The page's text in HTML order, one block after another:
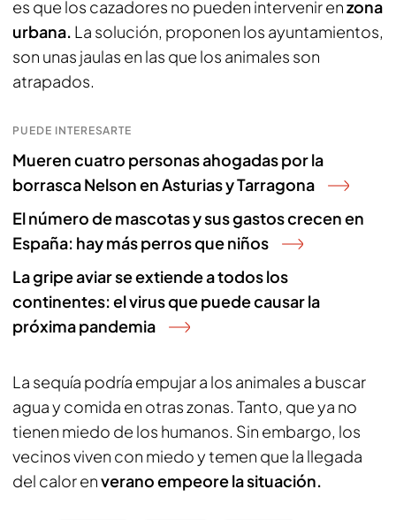
es que los cazadores no pueden intervenir enzona
urbana. La solución, proponen los ayuntamientos,
son unas jaulas en las que los animales son
atrapados.
PUEDE INTERESARTE
Mueren cuatro personas ahogadas por la
borrasca Nelson en Asturias y Tarragona
El número de mascotas y sus gastos crecen en
España: hay más perros que niños
La gripe aviar se extiende a todos los
continentes: el virus que puede causar la
próxima pandemia
La sequía podría empujar a los animales a buscar
agua y comida en otras zonas. Tanto, que ya no
tienen miedo de los humanos. Sin embargo, los
vecinos viven con miedo y temen que la llegada
del calor enverano empeore la situación.